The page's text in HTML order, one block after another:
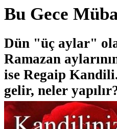
Bu Gece
Dün "üç aylar"
Ramazan
ise Regaip
gelir, neler